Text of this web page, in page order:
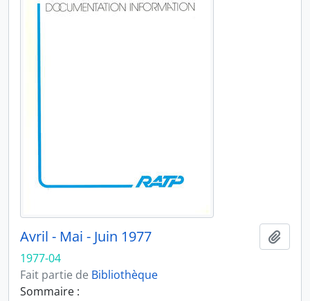
Avril - Mai - Juin 1977
1977-04
Fait partie de Bibliothèque
Sommaire :